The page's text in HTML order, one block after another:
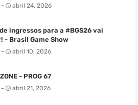
abril 24, 2026
ingressos para a #BGS26 vai
- Brasil Game Show
abril 10, 2026
- PROG 67
abril 21, 2026